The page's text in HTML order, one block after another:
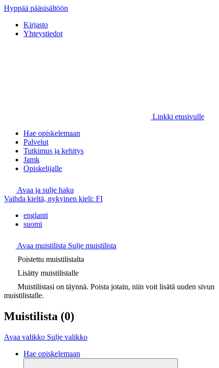
Hyppää pääsisältöön
Kirjasto
Yhteystiedot
Linkki etusivulle
Hae opiskelemaan
Palvelut
Tutkimus ja kehitys
Jamk
Opiskelijalle
Avaa ja sulje haku
Vaihda kieltä, nykyinen kieli: FI
englanti
suomi
Avaa muistilista Sulje muistilista
Poistettu muistilistalta
Lisätty muistilistalle
Muistilistasi on täynnä. Poista jotain, niin voit lisätä uuden sivun
muistilistalle.
Muistilista (0)
Avaa valikko Sulje valikko
Hae opiskelemaan